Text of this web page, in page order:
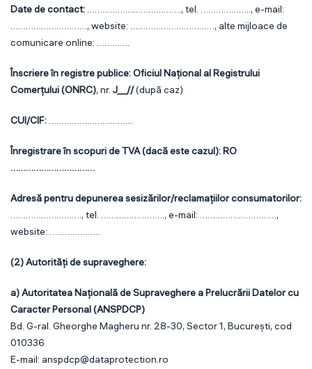
Date de contact: ………………………………., tel. ……………….., e-mail:
…………………………, website: ……………………………, alte mijloace de
comunicare online: ………….
Înscriere în registre publice:Oficiul Național al Registrului
Comerțului (ONRC), nr. J__//(după caz)
CUI/CIF: ……………………………
Înregistrare în scopuri de TVA (dacă este cazul):RO
……………………………
Adresă pentru depunerea sesizărilor/reclamațiilor consumatorilor:
………………………., tel. ……………………., e-mail: …………………………,
website: ………………..
(2) Autorități de supraveghere:
a) Autoritatea Națională de Supraveghere a Prelucrării Datelor cu
Caracter Personal (ANSPDCP)
Bd. G-ral. Gheorghe Magheru nr. 28-30, Sector 1, București, cod
010336
E-mail: anspdcp@dataprotection.ro